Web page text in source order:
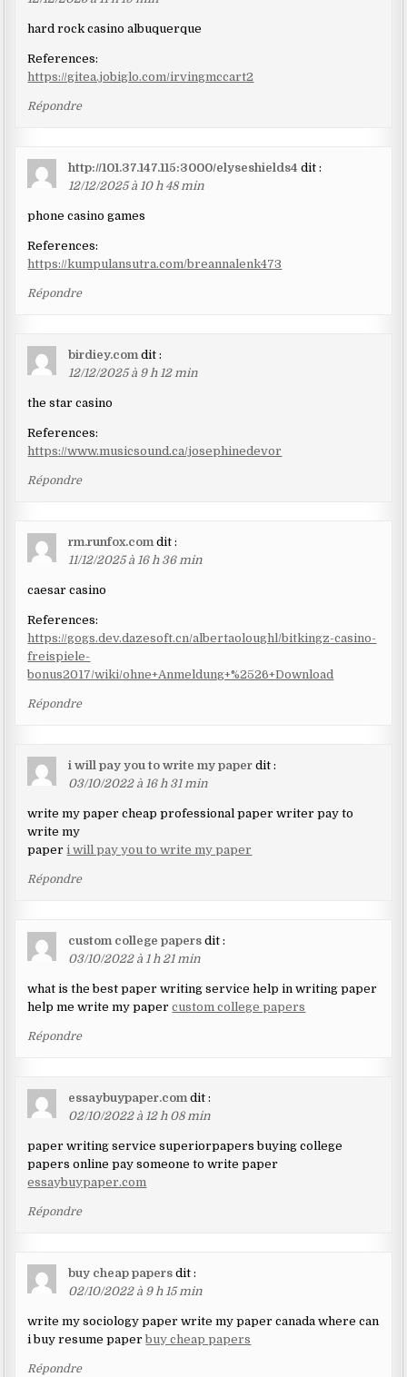
hard rock casino albuquerque
References:
https://gitea.jobiglo.com/irvingmccart2
Répondre
http://101.37.147.115:3000/elyseshields4 dit :
12/12/2025 à 10 h 48 min
phone casino games
References:
https://kumpulansutra.com/breannalenk473
Répondre
birdiey.com dit :
12/12/2025 à 9 h 12 min
the star casino
References:
https://www.musicsound.ca/josephinedevor
Répondre
rm.runfox.com dit :
11/12/2025 à 16 h 36 min
caesar casino
References:
https://gogs.dev.dazesoft.cn/albertaoloughl/bitkingz-casino-
freispiele-
bonus2017/wiki/ohne+Anmeldung+%2526+Download
Répondre
i will pay you to write my paper dit :
03/10/2022 à 16 h 31 min
write my paper cheap professional paper writer pay to
write my
paper i will pay you to write my paper
Répondre
custom college papers dit :
03/10/2022 à 1 h 21 min
what is the best paper writing service help in writing paper
help me write my papercustom college papers
Répondre
essaybuypaper.com dit :
02/10/2022 à 12 h 08 min
paper writing service superiorpapers buying college
papers online pay someone to write paper
essaybuypaper.com
Répondre
buy cheap papers dit :
02/10/2022 à 9 h 15 min
write my sociology paper write my paper canada where can
i buy resume paperbuy cheap papers
Répondre